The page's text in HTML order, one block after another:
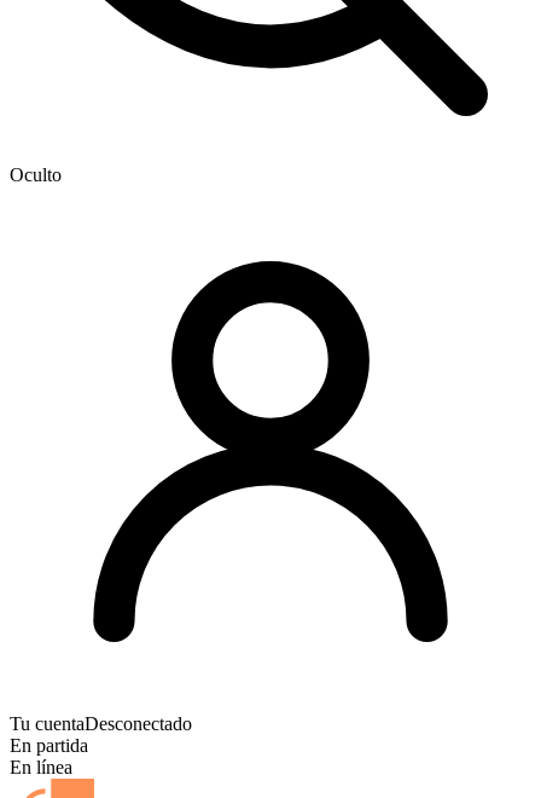
¡Perfecto! ¿Puedo seguir el progreso en vivo?
Genial, sois los mejores 🧡
Oculto
Tu cuentaDesconectado
En partida
En línea